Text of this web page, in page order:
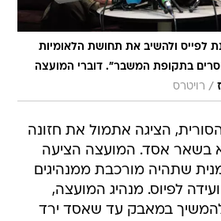
לפייס ולהשיב את תחושת הלאומיות
חסרים בתקופת המשבר". דוברי המועצה
/ רויטרס
הציגה אתמול את חזונה
בשאר אסד. המועצה הציעה
שתהיה מורכבת ממנהיגים
לפיוס. מנהיג המועצה,
להמשיך במאבק עד שאסד ירד